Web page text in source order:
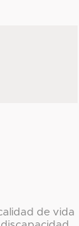
de vida